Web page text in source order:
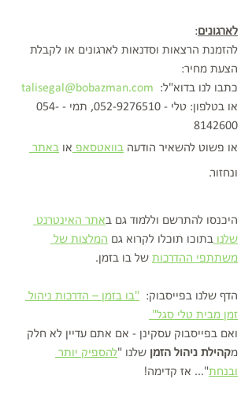
לארגונים:
להזמנת הרצאות וסדנאות לארגונים או לקבלת
הצעת מחיר:
כתבו לנו בדוא"ל: talisegal@bobazman.com
או בטלפון: טלי - 052-9276510, תמי - 054-
8142600
או פשוט להשאיר הודעה בוואטסאפ או באתר
ונחזור.
היכנסו להתרשם וללמוד גם באתר האינטרנט
שלנו בתוכו תוכלו לקרוא גם המלצות של
משתתפי ההדרכות של בו בזמן.
הדף שלנו בפייסבוק: "בו בזמן – הדרכות ניהול
זמן מבית טלי סגל"
ואם בפייסבוק עסקינן - אם אתם עדיין לא חלק
מקהילת ניהול הזמן שלנו "להספיק יותר
ובנחת"... אז קדימה!